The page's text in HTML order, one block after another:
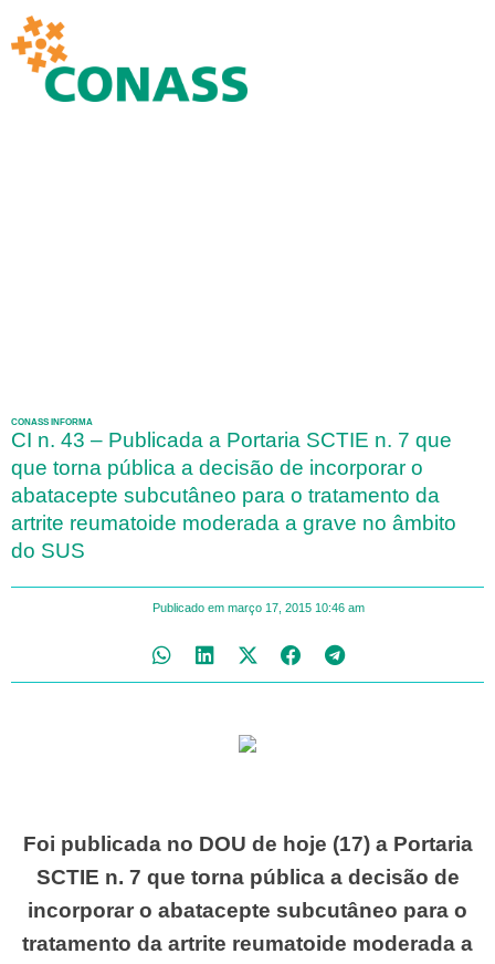
CONASS INFORMA
CI n. 43 – Publicada a Portaria SCTIE n. 7 que
que torna pública a decisão de incorporar o
abatacepte subcutâneo para o tratamento da
artrite reumatoide moderada a grave no âmbito
do SUS
Publicado em março 17, 2015 10:46 am
Foi publicada no DOU de hoje (17) a Portaria
SCTIE n. 7 que torna pública a decisão de
incorporar o abatacepte subcutâneo para o
tratamento da artrite reumatoide moderada a